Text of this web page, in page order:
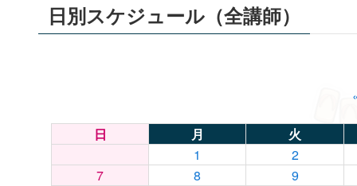
日別スケジュール（全講師）
日 月
火
1
2
7
8
9